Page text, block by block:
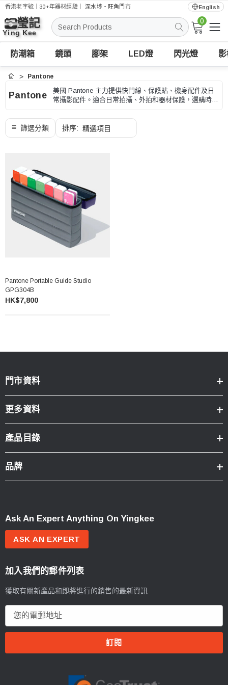
香港老字號｜30+年器材經驗｜深水埗・旺角門市 English
搜
索
0
防潮箱 鏡頭 腳架 LED燈 閃光燈
首頁 Pantone
Pantone
美國 Pantone 主力提供快門線、保護貼、機身配件及日
常攝影配件。適合日常拍攝、外拍和器材保護，選購時可
Pantone Portable Guide Studio
GPG304B
HK$7,800
門市資料
更多資料
產品目錄
品牌
Ask An Expert Anything On Yingkee
ASK AN EXPERT
加入我們的郵件列表
獲取有關新產品和即將進行的銷售的最新資訊
郵